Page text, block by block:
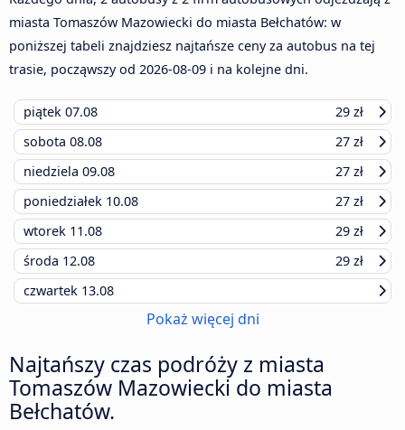
miasta Tomaszów Mazowiecki do miasta Bełchatów: w
poniższej tabeli znajdziesz najtańsze ceny za autobus na tej
trasie, począwszy od 2026-08-09 i na kolejne dni.
piątek 07.08
29 zł
sobota 08.08
27 zł
niedziela 09.08
27 zł
poniedziałek 10.08
27 zł
wtorek 11.08
29 zł
środa 12.08
29 zł
czwartek 13.08
Pokaż więcej dni
Najtańszy czas podróży z miasta
Tomaszów Mazowiecki do miasta
Bełchatów.